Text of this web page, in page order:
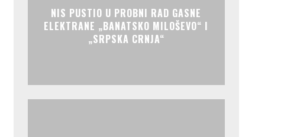
NIS PUSTIO U PROBNI RAD GASNE
ELEKTRANE „BANATSKO MILOŠEVO“ I
„SRPSKA CRNJA“